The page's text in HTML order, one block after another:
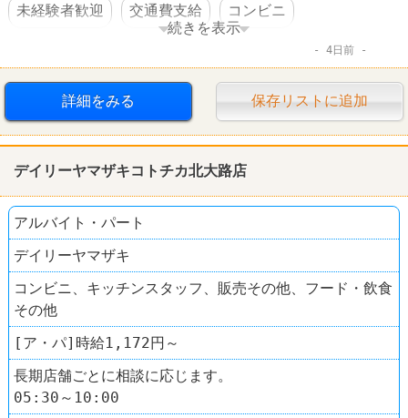
未経験者歓迎 交通費支給 コンビニ
続きを表示
4日前
詳細をみる 保存リストに追加
デイリーヤマザキコトチカ北大路店
アルバイト・パート
デイリーヤマザキ
コンビニ、キッチンスタッフ、販売その他、フード・飲食
その他
[ア・パ]時給1,172円～
長期店舗ごとに相談に応じます。
05:30～10:00